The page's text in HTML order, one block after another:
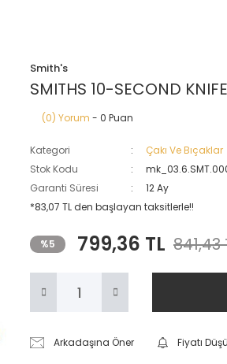
Smith's
SMITHS 10-SECOND
(0) Yorum - 0 Puan
Kategori
Çakı Ve Bıçaklar
Stok Kodu
Garanti Süresi
12 Ay
*83,07 TL den başlayan taksitlerle!!
%5 799,36 TL 841,43
Arkadaşına Öner Fiyatı